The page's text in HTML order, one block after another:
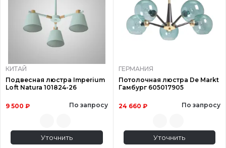
КИТАЙ
Подвесная люстра Imperium
Loft Natura 101824-26
9 500 ₽ По запросу
Уточнить
ГЕРМАНИЯ
Потолочная люстра De Markt
Гамбург 605017905
24 660 ₽ По запросу
Уточнить